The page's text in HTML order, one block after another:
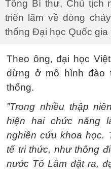
Tổng Bí thư, Chủ tịch
triển lãm về dòng
thống Đại học Quốc gia
Theo ông, đại học
dừng ở mô hình đào
thống.
”Trong nhiều thập
hiện hai chức năng
nghiên cứu khoa học.
tế tri thức, như thông
nước Tô Lâm đặt ra,